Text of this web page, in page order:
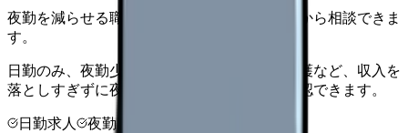
夜勤を減らせる職場タイプを、先に整理してから相談できま
す。
日勤のみ、夜勤少なめ、クリニック、訪問看護など、収入を
落としすぎずに夜勤負担を下げる選択肢を確認できます。
日勤求人 夜勤回数を相談